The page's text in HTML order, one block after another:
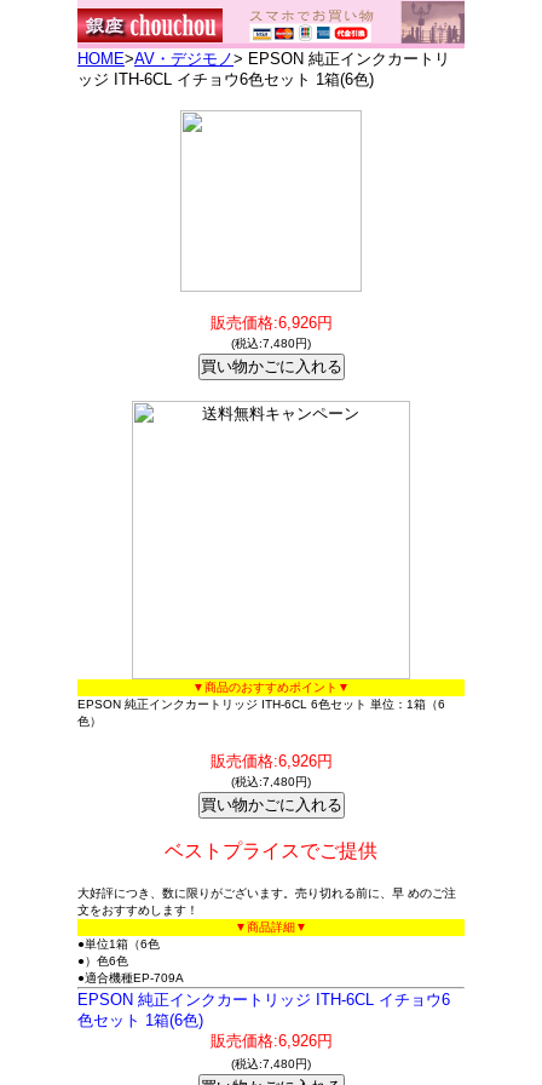
HOME>AV・デジモノ> EPSON 純正インクカートリ
ッジ ITH-6CL イチョウ6色セット 1箱(6色)
販売価格:6,926円
(税込:7,480円)
▼商品のおすすめポイント▼
EPSON 純正インクカートリッジ ITH-6CL 6色セット 単位：1箱（6
色）
販売価格:6,926円
(税込:7,480円)
ベストプライスでご提供
大好評につき、数に限りがございます。売り切れる前に、早 めのご注
文をおすすめします！
▼商品詳細▼
●単位1箱（6色
●）色6色
●適合機種EP-709A
EPSON 純正インクカートリッジ ITH-6CL イチョウ6
色セット 1箱(6色)
販売価格:6,926円
(税込:7,480円)